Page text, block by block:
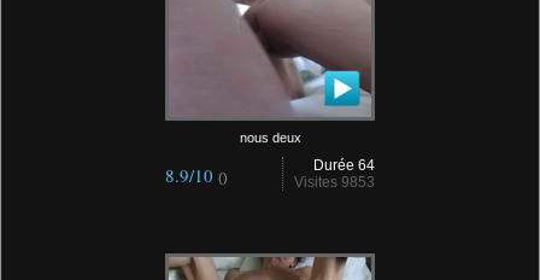
nous deux
Durée 64
Visites 9853
8.9/10 ()